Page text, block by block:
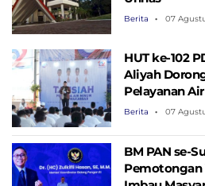
Berita 07
HUT ke-102
Aliyah
Pelayanan
Berita 07
BM PAN se-
Pemotongan